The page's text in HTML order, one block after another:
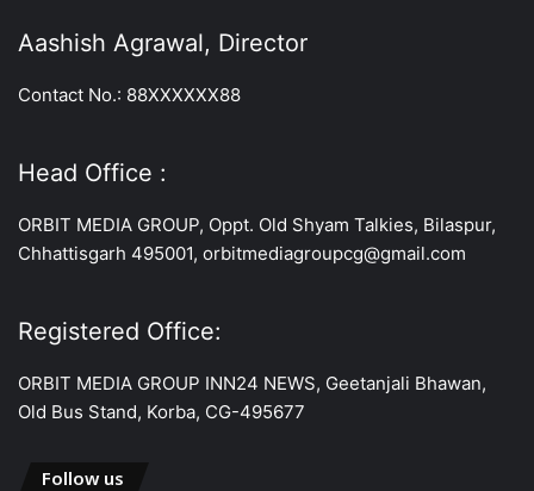
Aashish Agrawal, Director
Contact No.: 88XXXXXX88
Head Office :
ORBIT MEDIA GROUP, Oppt. Old Shyam Talkies, Bilaspur,
Chhattisgarh 495001, orbitmediagroupcg@gmail.com
Registered Office:
ORBIT MEDIA GROUP INN24 NEWS, Geetanjali Bhawan,
Old Bus Stand, Korba, CG-495677
Follow us